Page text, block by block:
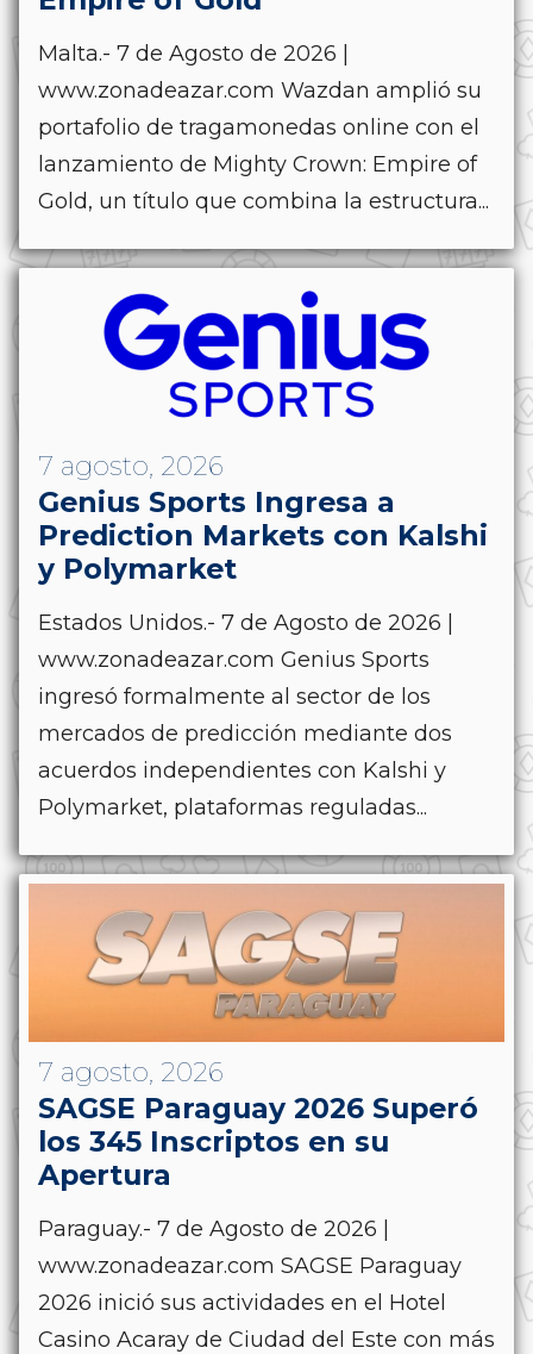
Malta.- 7 de Agosto de 2026 |
www.zonadeazar.com Wazdan amplió su
portafolio de tragamonedas online con el
lanzamiento de Mighty Crown: Empire of
Gold, un título que combina la estructura...
7 agosto, 2026
Genius Sports Ingresa a
Prediction Markets con Kalshi
y Polymarket
Estados Unidos.- 7 de Agosto de 2026 |
www.zonadeazar.com Genius Sports
ingresó formalmente al sector de los
mercados de predicción mediante dos
acuerdos independientes con Kalshi y
Polymarket, plataformas reguladas...
7 agosto, 2026
SAGSE Paraguay 2026 Superó
los 345 Inscriptos en su
Apertura
Paraguay.- 7 de Agosto de 2026 |
www.zonadeazar.com SAGSE Paraguay
2026 inició sus actividades en el Hotel
Casino Acaray de Ciudad del Este con más